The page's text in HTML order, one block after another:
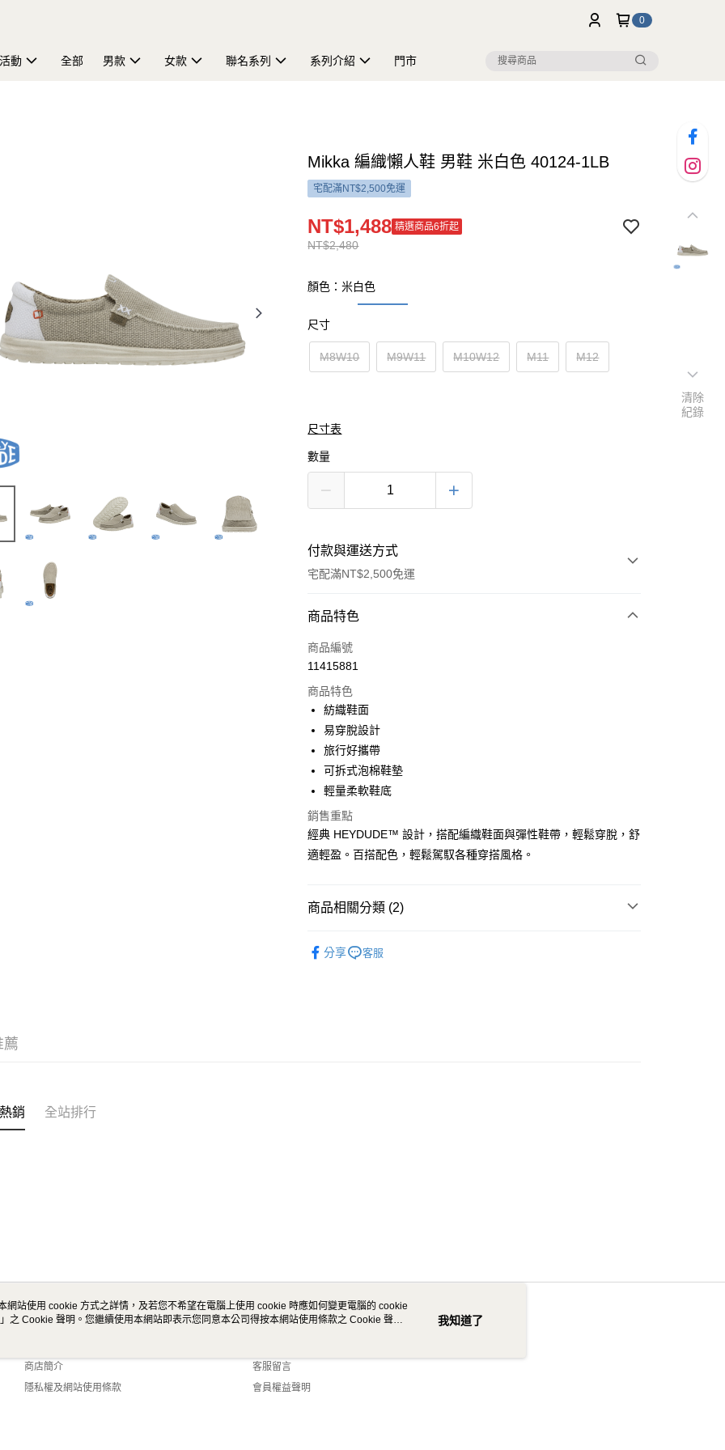
0
動 全部 男款 女款 聯名系列 系列介紹 門市
Mikka 編織懶人鞋 男鞋 米白色 40124-1LB
宅配滿NT$2,500免運
NT$2,480
NT$1,488 精選商品6折起
顏色：米白色
尺寸
M8W10 M9W11 M10W12 M11 M12
尺寸表
數量
付款與運送方式
宅配滿NT$2,500免運
付款方式
信用卡一次付款
運送方式
宅配
每筆NT$100
宅配 1
商品特色
商品編號
11415881
商品特色
紡織鞋面
易穿脫設計
旅行好攜帶
可拆式泡棉鞋墊
輕量柔軟鞋底
銷售重點
經典 HEYDUDE™ 設計，搭配編織鞋面與彈性鞋帶，輕鬆穿脫，舒
適輕盈。百搭配色，輕鬆駕馭各種穿搭風格。
商品相關分類 (2)
分享 客服
薦
銷 全站排行
關於我們
商店簡介
隱私權及網站使用條款
客服資訊
客服留言
會員權益聲明
清除
紀錄
網站使用 cookie 方式之詳情，及若您不希望在電腦上使用 cookie 時應如何變更電腦的 cookie
」之 Cookie 聲明。您繼續使用本網站即表示您同意本公司得按本網站使用條款之 Cookie 聲明
我知道了